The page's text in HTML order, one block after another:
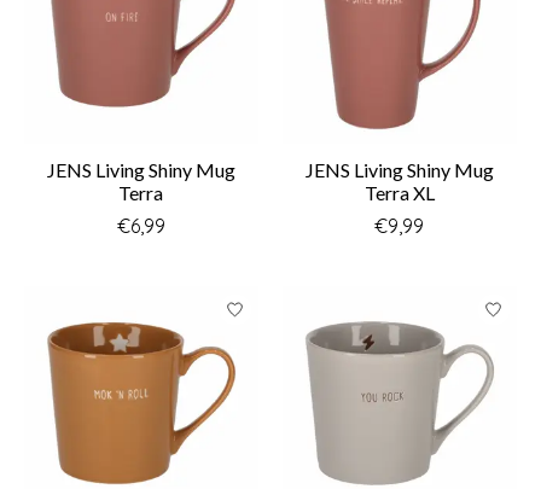
JENS Living Shiny Mug
Terra
€6,99
JENS Living Shiny Mug
Terra XL
€9,99